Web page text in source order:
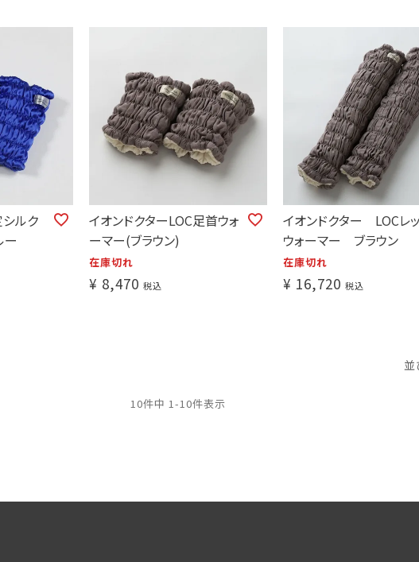
ルク
ー
イオンドクターLOC足首ウォ
ーマー(ブラウン)
在庫切れ
¥ 8,470 税込
イオンドクター LOCレ
ウォーマー ブラウン
在庫切れ
¥ 16,720 税込
並
10件中 1-10件表示